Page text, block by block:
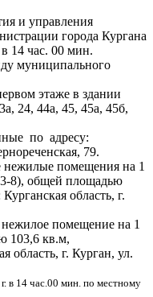
и управления
города Кургана
14 час. 00 мин.
муниципального
этаже в здании
24, 44а, 45, 45а, 45б,
по адресу:
79.
помещения на 1
8), общей площадью
область, г.
помещение на 1
103,6 кв.м,
область, г. Курган, ул.
в 14 час.00 мин. по местному